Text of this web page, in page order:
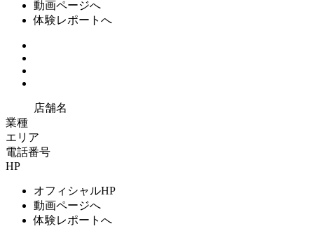
動画ページへ
体験レポートへ
店舗名
業種
エリア
電話番号
HP
オフィシャルHP
動画ページへ
体験レポートへ